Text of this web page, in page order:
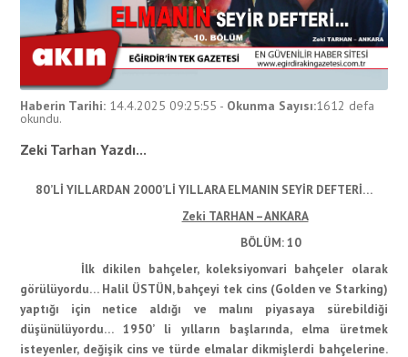
Haberin Tarihi: 14.4.2025 09:25:55 - Okunma Sayısı:1612 defa
okundu.
Zeki Tarhan Yazdı...
80’Lİ YILLARDAN 2000’Lİ YILLARA ELMANIN SEYİR DEFTERİ…
Zeki TARHAN – ANKARA
BÖLÜM: 10
İlk dikilen bahçeler, koleksiyonvari bahçeler olarak
görülüyordu… Halil ÜSTÜN, bahçeyi tek cins (Golden ve Starking)
yaptığı için netice aldığı ve malını piyasaya sürebildiği
düşünülüyordu… 1950’ li yılların başlarında, elma üretmek
isteyenler, değişik cins ve türde elmalar dikmişlerdi bahçelerine.